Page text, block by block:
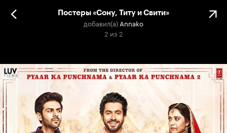
Постеры «Сону, Титу и Свити»
добавил(а) Annako
2 из 2